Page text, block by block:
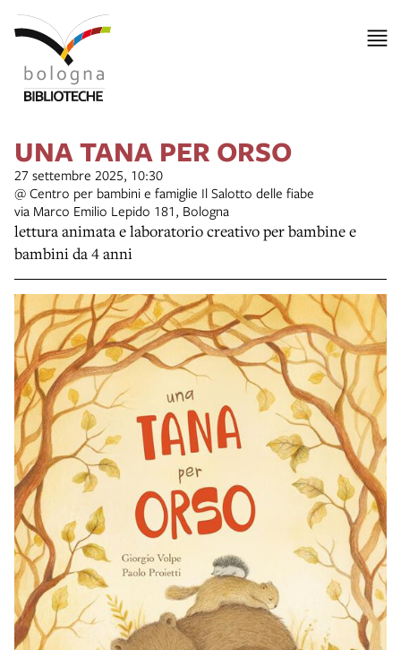
UNA TANA PER ORSO
27 settembre 2025, 10:30
@ Centro per bambini e famiglie Il Salotto delle fiabe
via Marco Emilio Lepido 181, Bologna
lettura animata e laboratorio creativo per bambine e
bambini da 4 anni